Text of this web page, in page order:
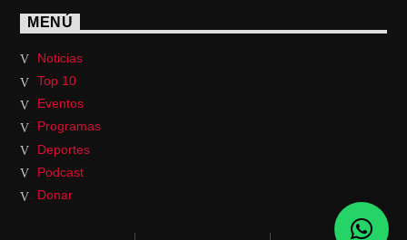
MENÚ
Noticias
Top 10
Eventos
Programas
Deportes
Podcast
Donar